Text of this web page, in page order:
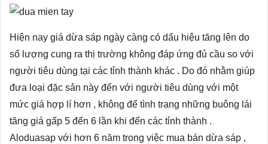
Hiện nay giá dừa sáp ngày càng có dấu hiệu tăng lên do
số lượng cung ra thị trường không đáp ứng đủ cầu so với
người tiêu dùng tại các tỉnh thành khác . Do đó nhằm giúp
đưa loại đặc sản này đến với người tiêu dùng với một
mức giá hợp lí hơn , không để tình trạng những buông lái
tăng giá gấp 5 đến 6 lần khi đến các tỉnh thành .
Aloduasap với hơn 6 năm trong việc mua bán dừa sáp ,